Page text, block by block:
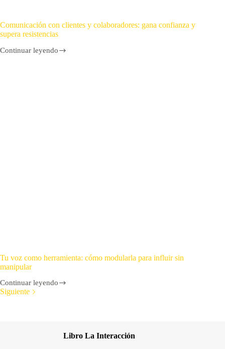
Comunicación con clientes y colaboradores: gana confianza y
supera resistencias
Continuar leyendo
Tu voz como herramienta: cómo modularla para influir sin
manipular
Continuar leyendo
Siguiente
Libro La Interacción